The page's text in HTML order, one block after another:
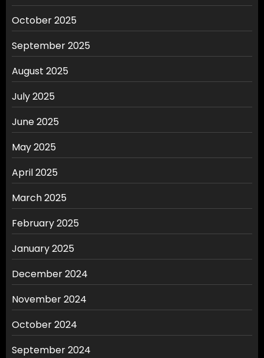
October 2025
September 2025
August 2025
July 2025
June 2025
May 2025
April 2025
March 2025
February 2025
January 2025
December 2024
November 2024
October 2024
September 2024